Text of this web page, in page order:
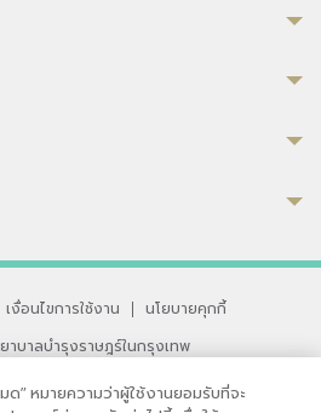
เงื่อนไขการใช้งาน |
นโยบายคุกกี้
าบาลบำรุงราษฎร์ในกรุงเทพ
” หมายความว่าผู้ใช้งานยอมรับที่จะ